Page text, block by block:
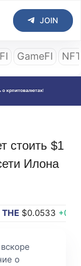
JOIN
GameFI
стоить $1
Илона
THE $0.0533
о